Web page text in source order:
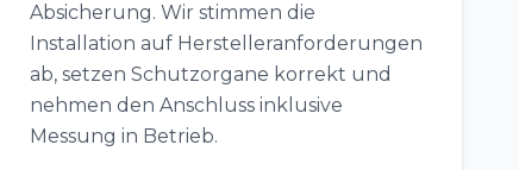
Absicherung. Wir stimmen die
Installation auf Herstelleranforderungen
ab, setzen Schutzorgane korrekt und
nehmen den Anschluss inklusive
Messung in Betrieb.